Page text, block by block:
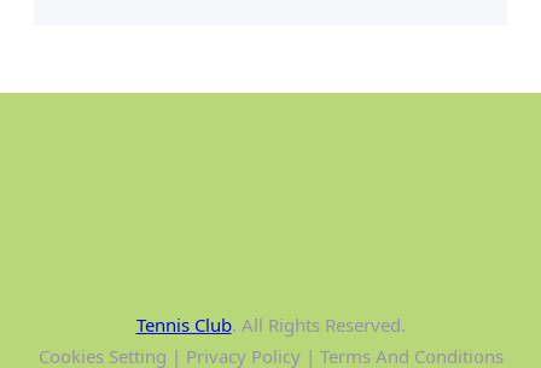
Tennis Club. All Rights Reserved.
Cookies Setting | Privacy Policy | Terms And Conditions